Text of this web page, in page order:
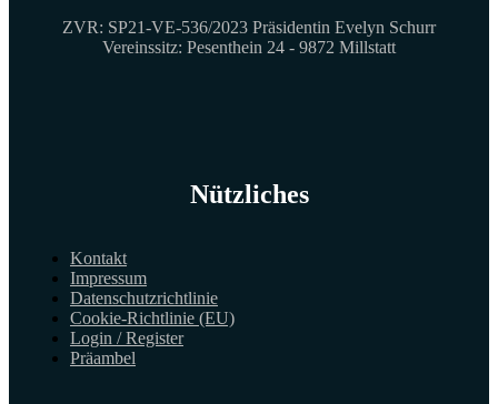
ZVR: SP21-VE-536/2023 Präsidentin Evelyn Schurr
Vereinssitz: Pesenthein 24 - 9872 Millstatt
Nützliches
Kontakt
Impressum
Datenschutzrichtlinie
Cookie-Richtlinie (EU)
Login / Register
Präambel